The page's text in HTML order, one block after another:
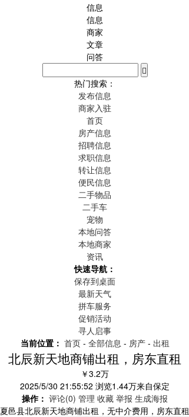
信息
信息
商家
文章
问答
热门搜索：
发布信息
商家入驻
首页
房产信息
招聘信息
求职信息
转让信息
便民信息
二手物品
二手车
宠物
本地问答
本地商家
资讯
快速导航：
保存到桌面
最新天气
拼车服务
促销活动
寻人启事
当前位置： 首页- 全部信息 - 房产- 出租
北辰新天地商铺出租，房东直租
￥3.2万
2025/5/30 21:55:52 浏览1.44万来自保定
操作： 评论(0) 管理 收藏 举报 生成海报
夏邑县北辰新天地商铺出租，无中介费用，房东直租